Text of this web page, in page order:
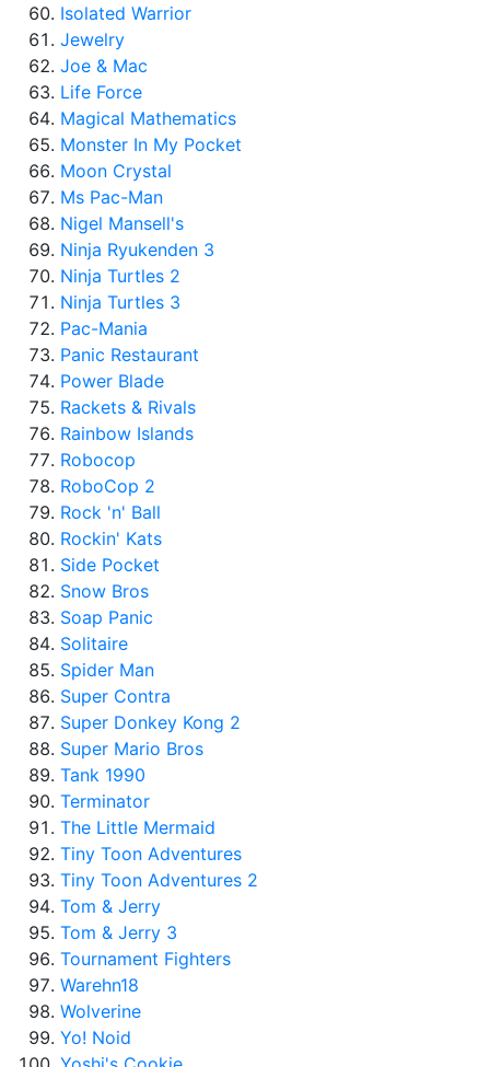
Isolated Warrior
Jewelry
Joe & Mac
Life Force
Magical Mathematics
Monster In My Pocket
Moon Crystal
Ms Pac-Man
Nigel Mansell's
Ninja Ryukenden 3
Ninja Turtles 2
Ninja Turtles 3
Pac-Mania
Panic Restaurant
Power Blade
Rackets & Rivals
Rainbow Islands
Robocop
RoboCop 2
Rock 'n' Ball
Rockin' Kats
Side Pocket
Snow Bros
Soap Panic
Solitaire
Spider Man
Super Contra
Super Donkey Kong 2
Super Mario Bros
Tank 1990
Terminator
The Little Mermaid
Tiny Toon Adventures
Tiny Toon Adventures 2
Tom & Jerry
Tom & Jerry 3
Tournament Fighters
Warehn18
Wolverine
Yo! Noid